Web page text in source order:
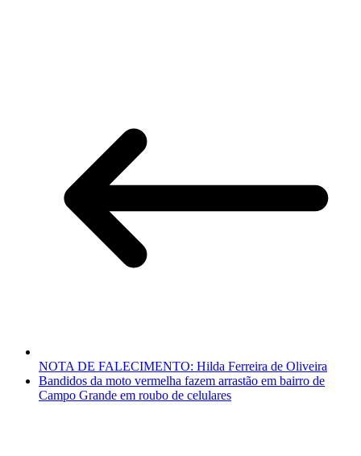
NOTA DE FALECIMENTO: Hilda Ferreira de Oliveira
Bandidos da moto vermelha fazem arrastão em bairro de
Campo Grande em roubo de celulares